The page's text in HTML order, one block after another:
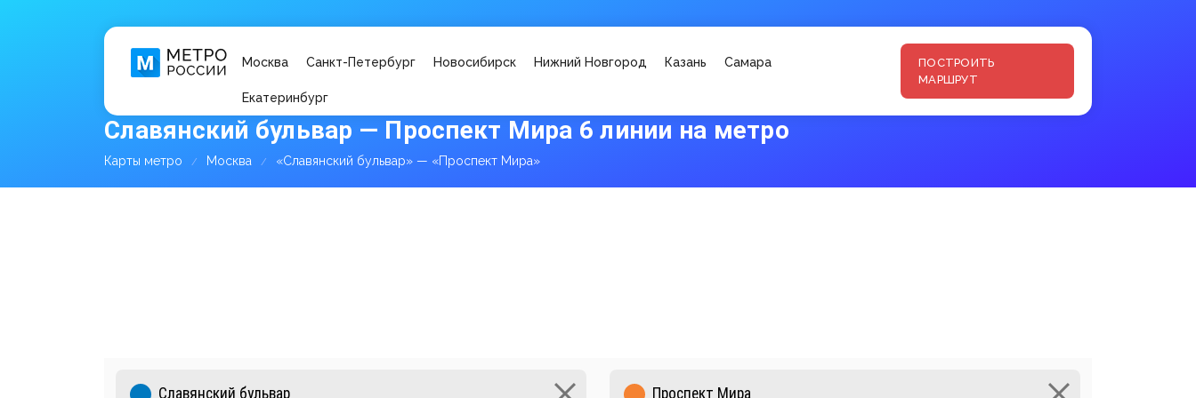
Москва Санкт-Петербург Новосибирск Нижний Новгород Казань Самара
Екатеринбург
ПОСТРОИТЬ
МАРШРУТ
Славянский бульвар — Проспект Мира 6 линии на метро
Карты метро Москва «Славянский бульвар» — «Проспект Мира»